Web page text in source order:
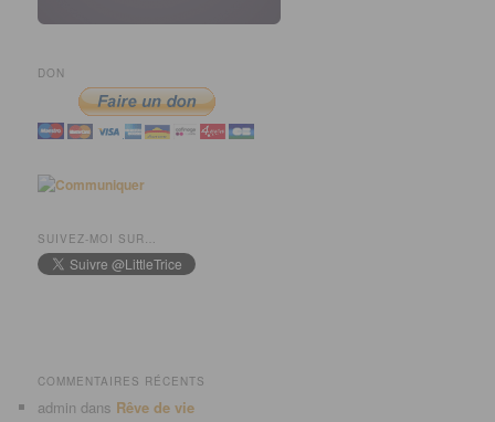
DON
SUIVEZ-MOI SUR…
COMMENTAIRES RÉCENTS
admin dans Rêve de vie